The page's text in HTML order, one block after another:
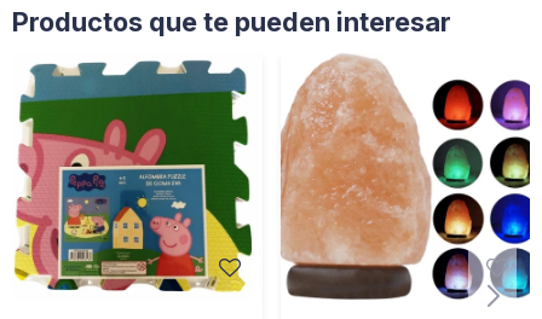
Productos que te pueden interesar